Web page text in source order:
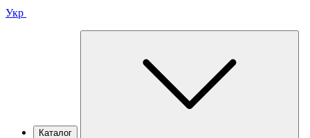
Укр
Каталог